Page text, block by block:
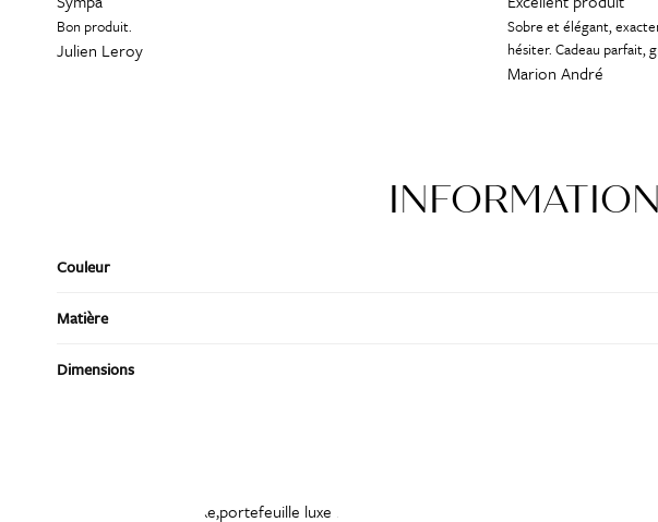
Bon produit.
Julien Leroy
Sobre et élégant,
hésiter. Cadeau parfait,
Marion André
Couleur
Matière
Dimensions